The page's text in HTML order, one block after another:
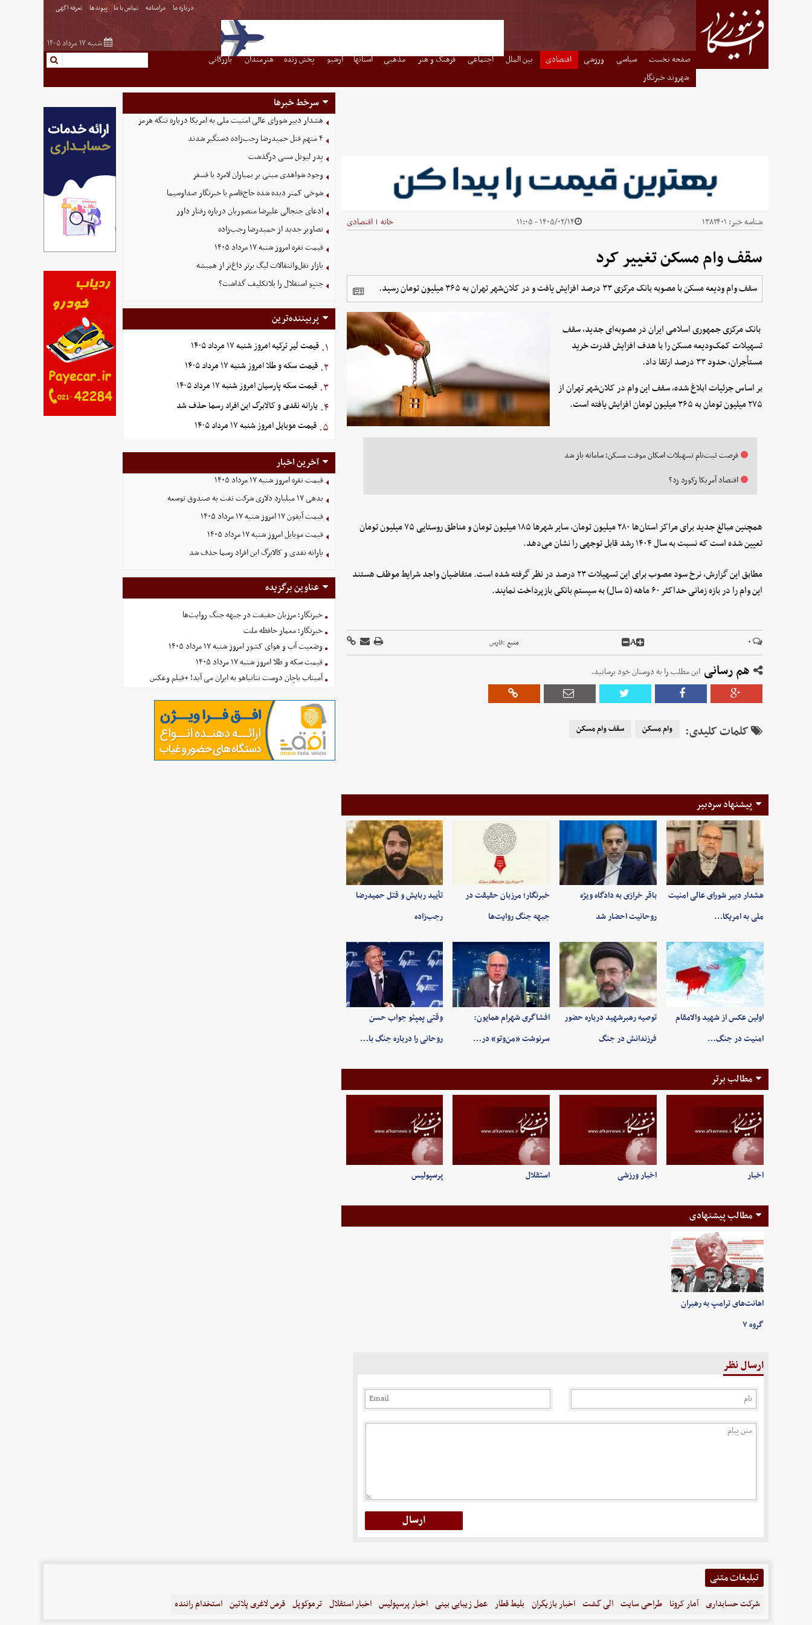
درباره ما مرامنامه تماس با ما پیوندها تعرفه اگهی
شنبه ۱۷ مرداد ۱۴۰۵
صفحه نخست سیاسی ورزشی اقتصادی بین الملل اجتماعی فرهنگ و هنر مذهبی استانها آرشیو پخش زنده هنرمندان
بازرگانی
شهروند خبرنگار
شناسه خبر: ۱۳۸۲۴۰۱ ۱۴۰۵/۰۲/۱۴ - ۱۱:۰۵ خانه | اقتصادی
سقف وام مسکن تغییر کرد
سقف وام ودیعه مسکن با مصوبه بانک مرکزی ۳۳ درصد افزایش یافت و در کلان‌شهر تهران به ۳۶۵ میلیون تومان رسید.
بانک مرکزی جمهوری اسلامی ایران در مصوبه‌ای جدید، سقف
تسهیلات کمک‌ودیعه مسکن را با هدف افزایش قدرت خرید
مستأجران، حدود ۳۳ درصد ارتقا داد.
بر اساس جزئیات ابلاغ شده، سقف این وام در کلان‌شهر تهران از
۲۷۵ میلیون تومان به ۳۶۵ میلیون تومان افزایش یافته است.
فرصت ثبت‌نام تسهیلات اسکان موقت مسکن؛ سامانه باز شد
اقتصاد آمریکا رکورد زد؟
همچنین مبالغ جدید برای مراکز استان‌ها ۲۸۰ میلیون تومان، سایر شهرها ۱۸۵ میلیون تومان و مناطق روستایی ۷۵ میلیون تومان
تعیین شده است که نسبت به سال ۱۴۰۴ رشد قابل توجهی را نشان می‌دهد.
مطابق این گزارش، نرخ سود مصوب برای این تسهیلات ۲۳ درصد در نظر گرفته شده است. متقاضیان واجد شرایط موظف هستند
این وام را در بازه زمانی حداکثر ۶۰ ماهه (۵ سال) به سیستم بانکی بازپرداخت نمایند.
۰ A منبع :فارس
هم رسانی این مطلب را به دوستان خود برسانید.
کلمات کلیدی: وام مسکن سقف وام مسکن
پیشنهاد سردبیر
هشدار دبیر شورای عالی امنیت
ملی به امریکا…
باقر خرازی به دادگاه ویژه
روحانیت احضار شد
خبرنگار؛ مرزبان حقیقت در
جبهه جنگ روایت‌ها
تأیید ربایش و قتل حمیدرضا
رجب‌زاده
اولین عکس از شهید والامقام
امنیت در جنگ…
توصیه رهبرشهید درباره حضور
فرزندانش در جنگ
افشاگری شهرام همایون:
سرنوشت «من‌وتو» در…
وقتی پمپئو جواب حسن
روحانی را درباره جنگ با…
مطالب برتر
اخبار اخبار ورزشی استقلال پرسپولیس
مطالب پیشنهادی
اهانت‌های ترامپ به رهبران
گروه ۷
ارسال نظر
سرخط خبرها
هشدار دبیر شورای عالی امنیت ملی به امریکا درباره تنگه هرمز
۴ متهم قتل حمیدرضا رجب‌زاده دستگیر شدند
پدر لیونل مسی درگذشت
وجود شواهدی مبنی بر بمباران لامرد با فسفر
شوخی کمتر دیده شده حاج‌قاسم با خبرنگار صداوسیما
ادعای جنجالی علیرضا منصوریان درباره رفتار داور
تصاویر جدید از حمیدرضا رجب‌زاده
قیمت نقره امروز شنبه ۱۷ مرداد ۱۴۰۵
بازار نقل‌وانتقالات لیگ برتر داغ‌تر از همیشه
جنپو استقلال را بلاتکلیف گذاشت؟
پربیننده‌ترین
۱. قیمت لیر ترکیه امروز شنبه ۱۷ مرداد ۱۴۰۵
۲. قیمت سکه و طلا امروز شنبه ۱۷ مرداد ۱۴۰۵
۳. قیمت سکه پارسیان امروز شنبه ۱۷ مرداد ۱۴۰۵
۴. یارانه نقدی و کالابرگ این افراد رسما حذف شد
۵. قیمت موبایل‌ امروز شنبه ۱۷ مرداد ۱۴۰۵
آخرین اخبار
قیمت نقره امروز شنبه ۱۷ مرداد ۱۴۰۵
بدهی ١٧ میلیارد دلاری شرکت نفت به صندوق توسعه
قیمت آیفون ۱۷ امروز شنبه ۱۷ مرداد ۱۴۰۵
قیمت موبایل‌ امروز شنبه ۱۷ مرداد ۱۴۰۵
یارانه نقدی و کالابرگ این افراد رسما حذف شد
عناوین برگزیده
خبرنگار؛ مرزبان حقیقت در جبهه جنگ روایت‌ها
خبرنگار؛ معمار حافظه ملت
وضعیت آب و هوای کشور امروز شنبه ۱۷ مرداد ۱۴۰۵
قیمت سکه و طلا امروز شنبه ۱۷ مرداد ۱۴۰۵
آمیتاب باچان دوست نتانیاهو به ایران می آید! +فیلم وعکس
تبلیغات متنی
شرکت حسابداری آمار کرونا طراحی سایت الی گشت اخبار بازیگران بلیط قطار عمل زیبایی بینی اخبار پرسپولیس اخبار استقلال ترموکوپل قرص لاغری پلاتین استخدام راننده